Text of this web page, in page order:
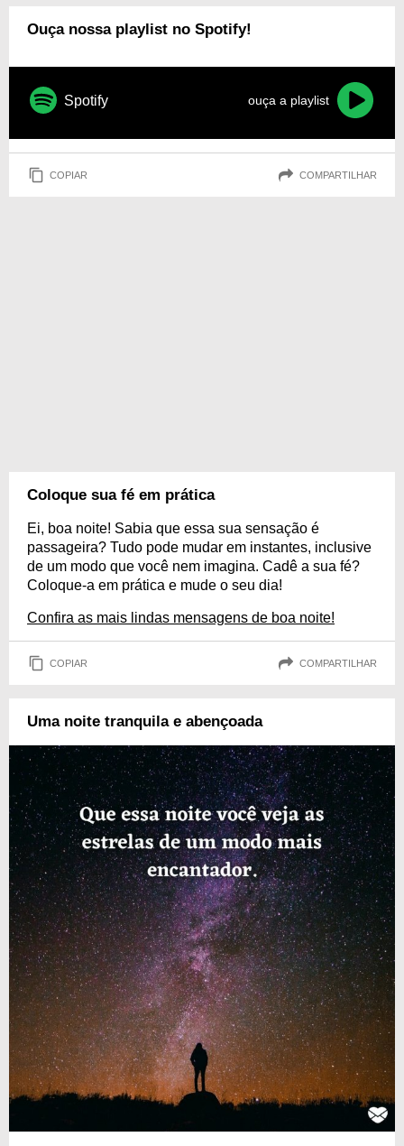
Ouça nossa playlist no Spotify!
Spotify ouça a playlist
COPIAR COMPARTILHAR
Coloque sua fé em prática
Ei, boa noite! Sabia que essa sua sensação é
passageira? Tudo pode mudar em instantes, inclusive
de um modo que você nem imagina. Cadê a sua fé?
Coloque-a em prática e mude o seu dia!
Confira as mais lindas mensagens de boa noite!
COPIAR COMPARTILHAR
Uma noite tranquila e abençoada